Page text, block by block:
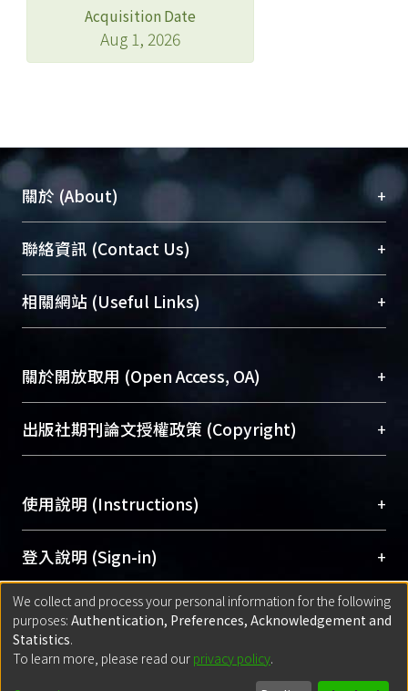
Acquisition Date
Aug 1, 2026
關於 (About) +
臺大位居世界頂尖大學之列，為永久珍藏及向國際
展現本校豐碩的研究成果及學術能量，圖書館整合
機構典藏（NTUR）與學術庫（AH）不同功能平
台，成為臺大學術典藏NTU scholars。期能整合研
成果。
To permanently archive and promote researcher
profiles and scholarly works, Library integrates the
services of “NTU Repository” with “Academic
聯絡資訊 (Contact Us) +
總館學科館員(Main Library)
醫學圖書館學科館員(Medical Library)
Sciences Library)
相關網站 (Useful Links) +
關於開放取用 (Open Access, OA) +
開放取用是從使用者角度提升資訊取用性的社會運
動，應用在學術研究上是透過將研究著作公開供使
用逐年攀升。同時可加速研究發展、提升研究影響
Archive）平台。 （點選深入了解OA）
出版社期刊論文授權政策 (Copyright) +
含部分內容的版權非匯入者所有，或由第三方贊
助與合作完成，請確認該版權所有者及第三方同
意提供此授權。
Please represent that the submission is your
original work, and that you have the right to
grant the rights to upload.
若欲上傳已出版的全文電子檔，可使用
policy finder
網站查詢，以確認出版單位之版權
使用說明 (Instructions) +
網站簡介(Quickstart Guide)
使用手冊(Instruction Manual)
線上預約服務(Booking Service)
登入說明 (Sign-in) +
方案一：臺灣大學計算機中心帳號登入
(With C&INC Email Account)
方案二：ORCID帳號登入(With ORCID)
匯入著作 (Submission) +
方案一：定期更新ORCID者，以ID匯入
for identifier (ORCID))
We collect and process your personal information for the following
purposes: Authentication, Preferences, Acknowledgement and
Statistics.
To learn more, please read our privacy policy.